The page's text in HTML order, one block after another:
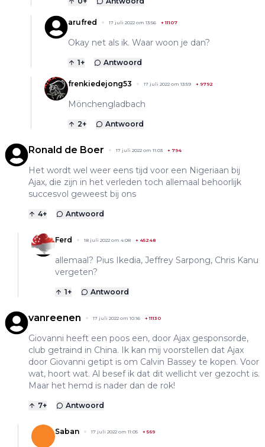
arufred 17 juli 2022 om 13:56 +11107
Okay net als ik. Waar woon je dan?
1+ Antwoord
frenkiedejong53 17 juli 2022 om 13:59 + 9792
Mönchengladbach
2+ Antwoord
Ronald de Boer 17 juli 2022 om 11:03 + 794
Het wordt wel weer eens tijd voor een Nigeriaan bij
Ajax, die zijn in het verleden toch allemaal behoorlijk
succesvol geweest bij ons
4+ Antwoord
Ferd 18 juli 2022 om 4:08 + 45248
allemaal? Pius Ikedia, Jeffrey Sarpong, Chris Kanu
vergeten?
1+ Antwoord
vanreenen 17 juli 2022 om 10:16 +11130
Giovanni heeft een poos een, door Ajax gesponsorde,
club getraind in China. Ik kan mij voorstellen dat Ajax
door Giovanni getipt is om Calvin Bassey te kopen. Voor
wat, hoort wat. Al besef ik dat dit wellicht ver gezocht is.
Maar het hemd is nader dan de rok!
7+ Antwoord
Saban 17 juli 2022 om 11:05 +569